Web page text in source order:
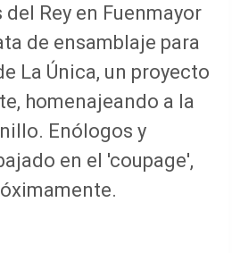
Rey en Fuenmayor
de ensamblaje para
La Única, un proyecto
homenajeando a la
Enólogos y
en el 'coupage',